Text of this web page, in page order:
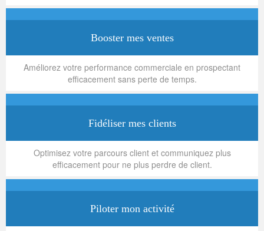
Booster mes ventes
Améliorez votre performance commerciale en prospectant
efficacement sans perte de temps.
Fidéliser mes clients
Optimisez votre parcours client et communiquez plus
efficacement pour ne plus perdre de client.
Piloter mon activité